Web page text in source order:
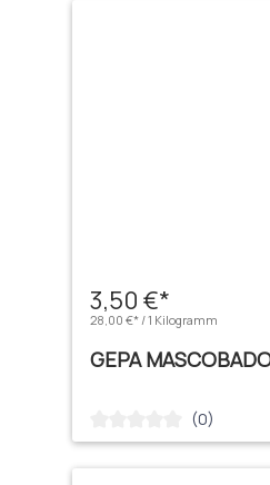
3,50 €*
28,00 €* / 1 Kilogramm
GEPA
Durchschnittliche
(0)